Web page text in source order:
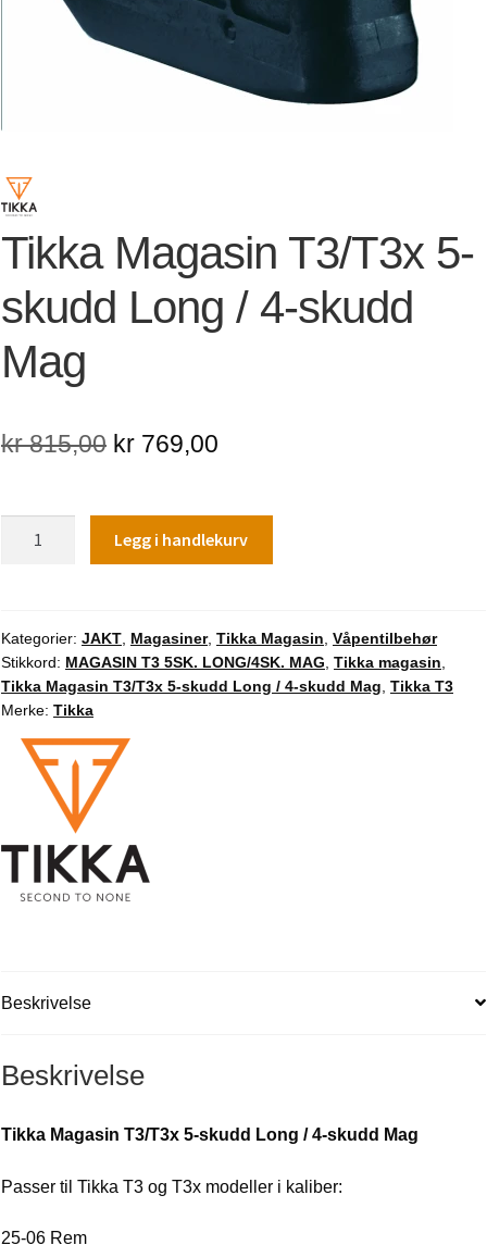
Tikka Magasin T3/T3x 5-
skudd Long / 4-skudd
Mag
kr815,00 Opprinnelig
var:
kr 815,00.
kr 769,00
er:
kr 769,00.
skudd
Long
/
4-
skudd
Legg i handlekurv
Kategorier: JAKT Magasiner, Tikka Magasin Våpentilbehør
Stikkord: MAGASIN T3 5SK. LONG/4SK. MAG Tikka magasin
Tikka Magasin T3/T3x 5-skudd Long / 4-skudd Mag Tikka T3
Merke: Tikka
Beskrivelse
Beskrivelse
Tikka Magasin T3/T3x 5-skudd Long / 4-skudd Mag
Passer til Tikka T3 og T3x modeller i kaliber:
25-06 Rem